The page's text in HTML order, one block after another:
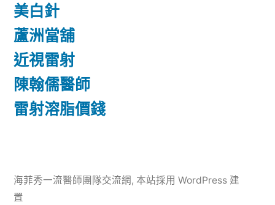
美白針
蘆洲當舖
近視雷射
陳翰儒醫師
雷射溶脂價錢
海菲秀一流醫師團隊交流網, 本站採用 WordPress 建
置